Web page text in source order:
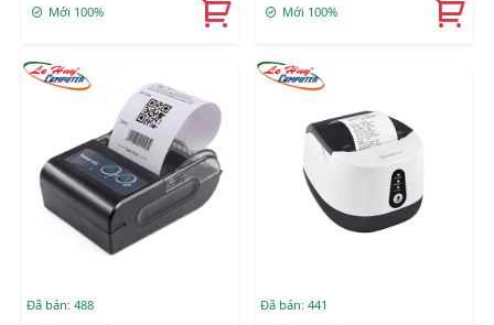
Mới 100% Mới 100%
Đã bán: 488 Đã bán: 441